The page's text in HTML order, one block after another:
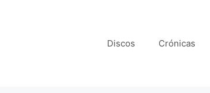
Discos Crónicas